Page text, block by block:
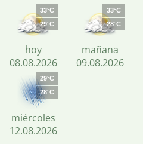
33°C
29°C
hoy
08.08.2026
33°C
28°C
mañana
09.08.2026
29°C
28°C
miércoles
12.08.2026